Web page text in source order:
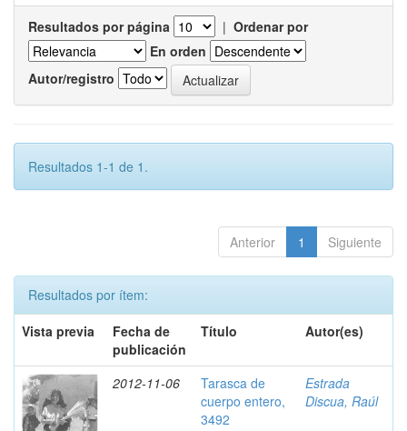
Resultados por página | Ordenar por
En orden
Autor/registro
Resultados 1-1 de 1.
Anterior 1 Siguiente
Resultados por ítem:
Vista previa
Fecha de
publicación
Título Autor(es)
2012-11-06
Tarasca de
cuerpo entero,
3492
Estrada
Discua, Raúl